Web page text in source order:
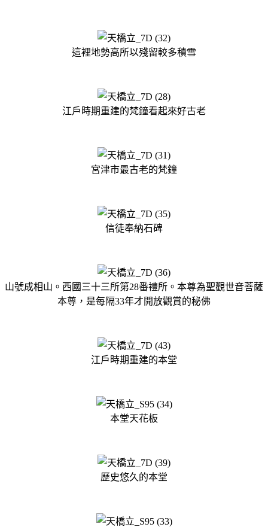
這裡地勢高所以殘留較多積雪
江戶時期重建的梵鐘看起來好古老
宮津市最古老的梵鐘
信徒奉納石碑
山號成相山。西國三十三所第28番禮所。本尊為聖觀世音菩薩
本尊，是每隔33年才開放觀賞的秘佛
江戶時期重建的本堂
本堂天花板
歷史悠久的本堂